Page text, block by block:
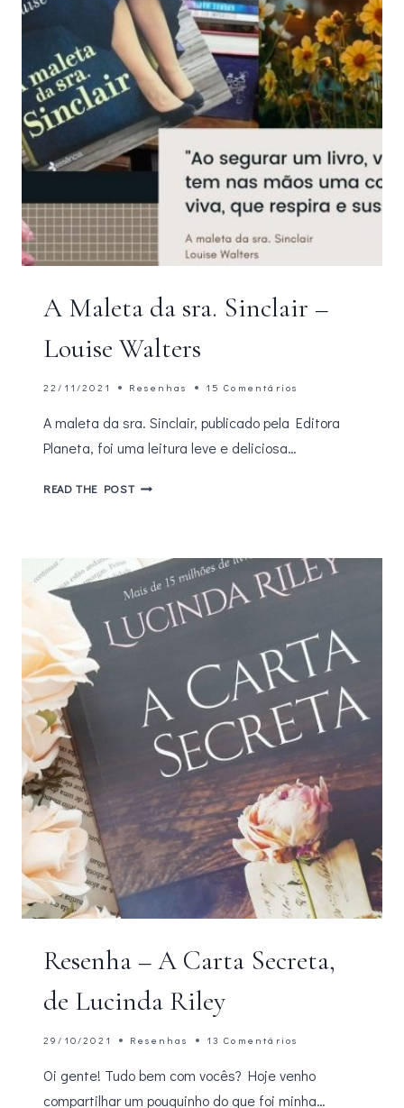
A Maleta da sra. Sinclair –
Louise Walters
22/11/2021 Resenhas 15 Comentários
A maleta da sra. Sinclair, publicado pela Editora
Planeta, foi uma leitura leve e deliciosa…
READ THE POSTA
SINCLAIR
–
LOUISE
WALTERS
Resenha – A Carta Secreta,
de Lucinda Riley
29/10/2021 Resenhas 13 Comentários
Oi gente! Tudo bem com vocês? Hoje venho
compartilhar um pouquinho do que foi minha…